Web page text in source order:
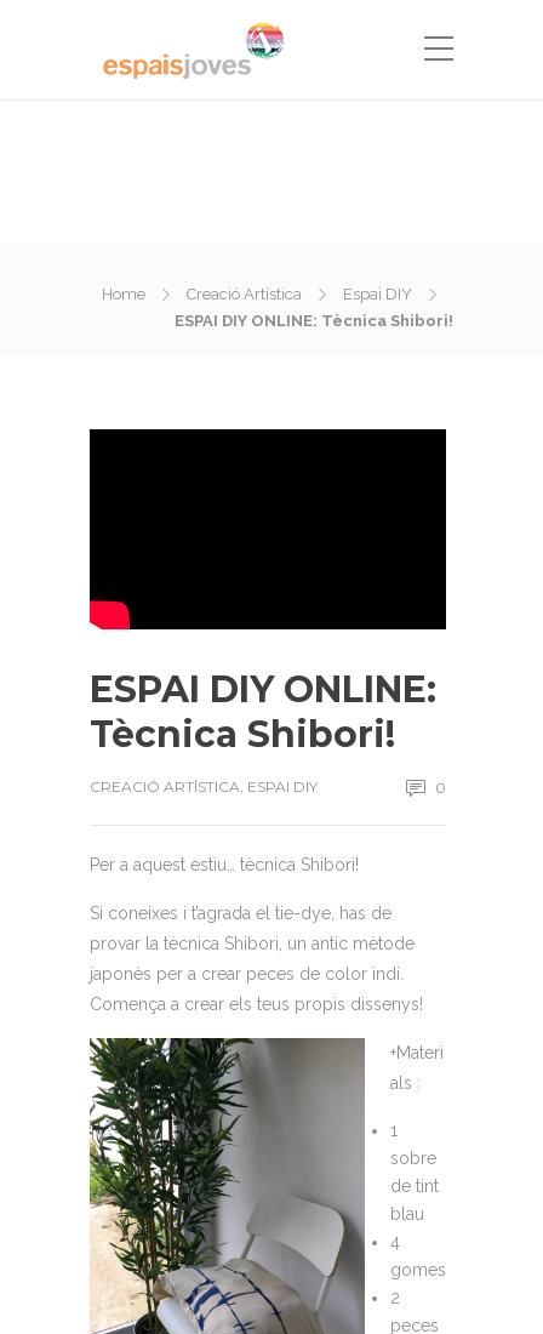
Home Creació Artística
Espai DIY
ESPAI DIY ONLINE: Tècnica Shibori!
ESPAI DIY ONLINE:
Tècnica Shibori!
CREACIÓ ARTÍSTICA, ESPAI DIY 0
Per a aquest estiu… tècnica Shibori!
Si coneixes i t’agrada el tie-dye, has de
provar la tècnica Shibori, un antic mètode
japonès per a crear peces de color indi.
Comença a crear els teus propis dissenys!
+Materi
als :
1
sobre
de tint
blau
4
gomes
2
peces